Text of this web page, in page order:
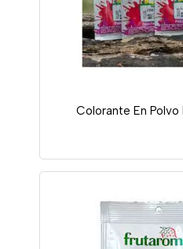
Colorante En Polvo